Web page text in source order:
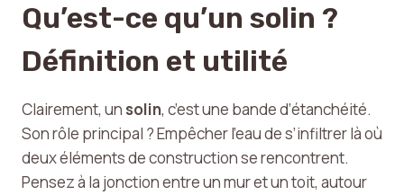
Qu’est-ce qu’un solin ?
Définition et utilité
Clairement, un solin, c’est une bande d’étanchéité.
Son rôle principal ? Empêcher l’eau de s’infiltrer là où
deux éléments de construction se rencontrent.
Pensez à la jonction entre un mur et un toit, autour